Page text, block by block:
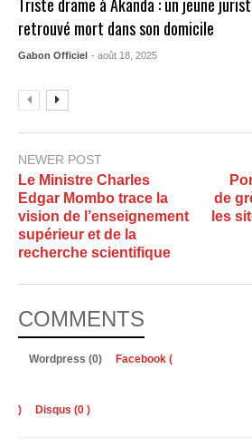
retrouvé mort dans son domicile
Gabon Officiel - août 18, 2025
NEWER POST
Le Ministre Charles
Edgar Mombo trace la
vision de l’enseignement
supérieur et de la
recherche scientifique
de
les
COMMENTS
Wordpress (0) Facebook (
) Disqus (0 )